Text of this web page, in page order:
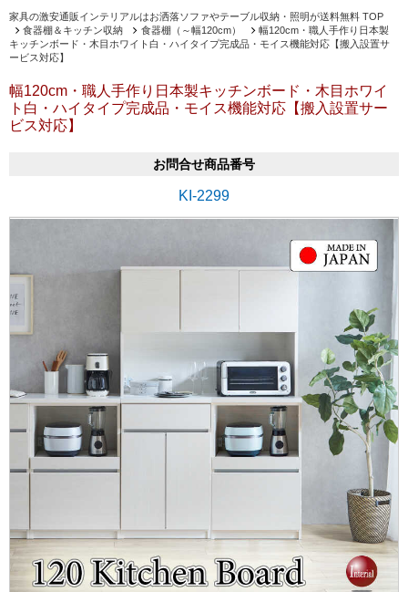
家具の激安通販インテリアルはお洒落ソファやテーブル収納・照明が送料無料 TOP
食器棚＆キッチン収納
食器棚（～幅120cm）
幅120cm・職人手作り日本製
キッチンボード・木目ホワイト白・ハイタイプ完成品・モイス機能対応【搬入設置サ
ービス対応】
幅120cm・職人手作り日本製キッチンボード・木目ホワイ
ト白・ハイタイプ完成品・モイス機能対応【搬入設置サー
ビス対応】
お問合せ商品番号
KI-2299